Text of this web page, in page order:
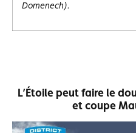
Domenech).
L’Étoile peut faire le
et coupe